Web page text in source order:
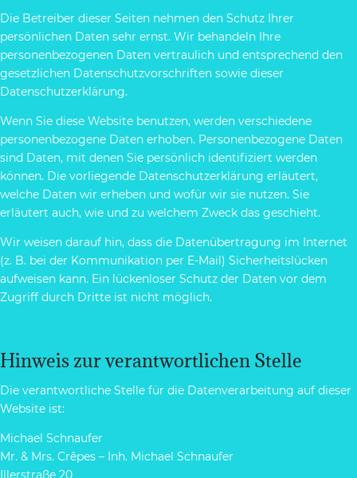
Die Betreiber dieser Seiten nehmen den Schutz Ihrer
persönlichen Daten sehr ernst. Wir behandeln Ihre
personenbezogenen Daten vertraulich und entsprechend den
gesetzlichen Datenschutzvorschriften sowie dieser
Datenschutzerklärung.
Wenn Sie diese Website benutzen, werden verschiedene
personenbezogene Daten erhoben. Personenbezogene Daten
sind Daten, mit denen Sie persönlich identifiziert werden
können. Die vorliegende Datenschutzerklärung erläutert,
welche Daten wir erheben und wofür wir sie nutzen. Sie
erläutert auch, wie und zu welchem Zweck das geschieht.
Wir weisen darauf hin, dass die Datenübertragung im Internet
(z. B. bei der Kommunikation per E-Mail) Sicherheitslücken
aufweisen kann. Ein lückenloser Schutz der Daten vor dem
Zugriff durch Dritte ist nicht möglich.
Hinweis zur verantwortlichen Stelle
Die verantwortliche Stelle für die Datenverarbeitung auf dieser
Website ist:
Michael Schnaufer
Mr. & Mrs. Crêpes – Inh. Michael Schnaufer
Illerstraße 20